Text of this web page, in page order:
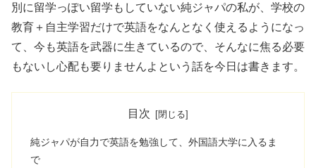
別に留学っぽい留学もしていない純ジャパの私が、学校の
教育＋自主学習だけで英語をなんとなく使えるようになっ
て、今も英語を武器に生きているので、そんなに焦る必要
もないし心配も要りませんよという話を今日は書きます。
目次
純ジャパが自力で英語を勉強して、外国語大学に入るま
で